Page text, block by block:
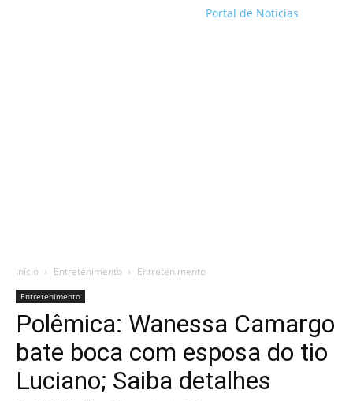
Portal de Notícias
Início Entretenimento Entretenimento
Entretenimento
Polêmica: Wanessa Camargo
bate boca com esposa do tio
Luciano; Saiba detalhes